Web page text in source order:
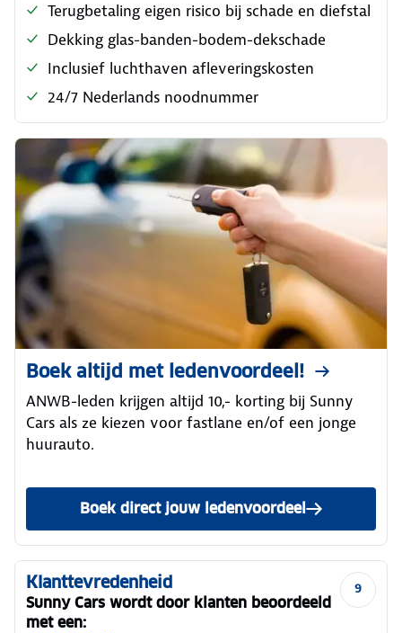
Terugbetaling eigen risico bij schade en diefstal
Dekking glas-banden-bodem-dekschade
Inclusief luchthaven afleveringskosten
24/7 Nederlands noodnummer
Boek altijd met ledenvoordeel!
ANWB-leden krijgen altijd 10,- korting bij Sunny
Cars als ze kiezen voor fastlane en/of een jonge
huurauto.
Boek direct jouw ledenvoordeel
9
Klanttevredenheid
Sunny Cars wordt door klanten beoordeeld
met een: